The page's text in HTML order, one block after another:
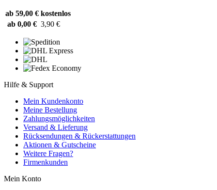
ab 59,00 € kostenlos
ab 0,00 € 3,90 €
Hilfe & Support
Mein Kundenkonto
Meine Bestellung
Zahlungsmöglichkeiten
Versand & Lieferung
Rücksendungen & Rückerstattungen
Aktionen & Gutscheine
Weitere Fragen?
Firmenkunden
Mein Konto